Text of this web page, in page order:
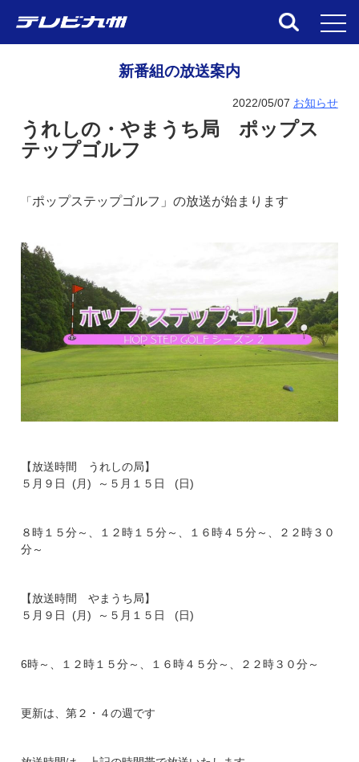
新番組の放送案内
2022/05/07 お知らせ
うれしの・やまうち局 ポップス
テップゴルフ
「ポップステップゴルフ」の放送が始まります
【放送時間 うれしの局】
５月９日 (月) ～５月１５日 (日)
８時１５分～、１２時１５分～、１６時４５分～、２２時３０
分～
【放送時間 やまうち局】
５月９日 (月) ～５月１５日 (日)
6時～、１２時１５分～、１６時４５分～、２２時３０分～
更新は、第２・４の週です